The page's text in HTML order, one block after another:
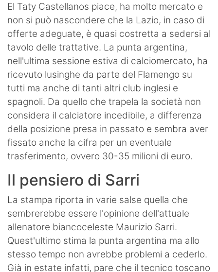
El Taty Castellanos piace, ha molto mercato e
non si può nascondere che la Lazio, in caso di
offerte adeguate, è quasi costretta a sedersi al
tavolo delle trattative. La punta argentina,
nell'ultima sessione estiva di calciomercato, ha
ricevuto lusinghe da parte del Flamengo su
tutti ma anche di tanti altri club inglesi e
spagnoli. Da quello che trapela la società non
considera il calciatore incedibile, a differenza
della posizione presa in passato e sembra aver
fissato anche la cifra per un eventuale
trasferimento, ovvero 30-35 milioni di euro.
Il pensiero di Sarri
La stampa riporta in varie salse quella che
sembrerebbe essere l'opinione dell'attuale
allenatore biancoceleste Maurizio Sarri.
Quest'ultimo stima la punta argentina ma allo
stesso tempo non avrebbe problemi a cederlo.
Già in estate infatti, pare che il tecnico toscano